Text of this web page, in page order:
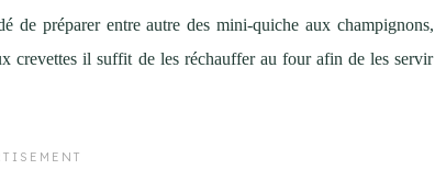
de préparer entre autre des mini-quiche aux champignons,
crevettes il suffit de les réchauffer au four afin de les servir